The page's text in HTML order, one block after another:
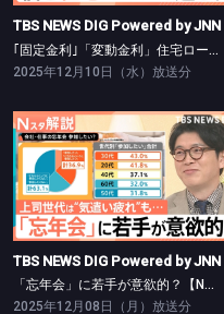
TBS NEWS DIG Powered by JNN
｢固定金利｣「変動金利」住宅ローン返済額はどれだけ変わる？【Nスタ】
2025年12月10日（水）放送分
TBS NEWS DIG Powered by JNN
「忘年会」に若手が意欲的？【Nスタ】
TBS NEWS DIG Powered by JNN
「忘年会」に若手が意欲的？【Nスタ】
2025年12月08日（月）放送分